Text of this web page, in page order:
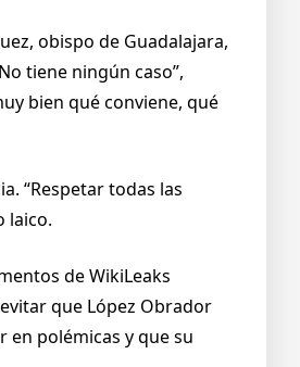
obispo de Guadalajara,
tiene ningún caso”,
bien qué conviene, qué
“Respetar todas las
laico.
de WikiLeaks
que López Obrador
polémicas y que su